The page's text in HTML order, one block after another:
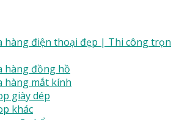
hàng điện thoại đẹp | Thi công trọn
hàng đồng hồ
hàng mắt kính
giày dép
khác